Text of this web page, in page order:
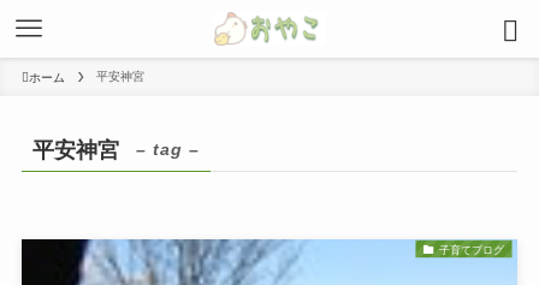
ホーム 平安神宮
平安神宮 – tag –
子育てブログ